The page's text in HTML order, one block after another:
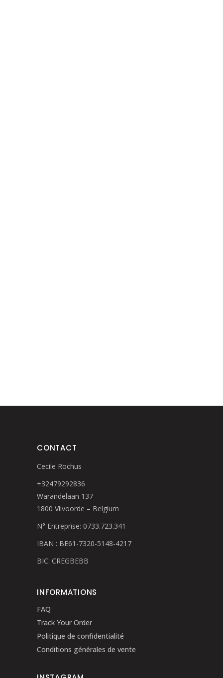
CONTACT
Cecile Rochus
+32479292836
Warandelaan 137
1800 Vilvoorde – Belgium
N° Entreprise: 0733.723.341
IBAN : BE61-7320-5148-4217
BIC: CREGBEBB
INFORMATIONS
FAQ
Track Your Order
Politique de confidentialité
Conditions générales de vente